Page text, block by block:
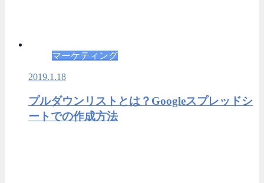
マーケティング
2019.1.18
プルダウンリストとは？Googleスプレッドシ
ートでの作成方法